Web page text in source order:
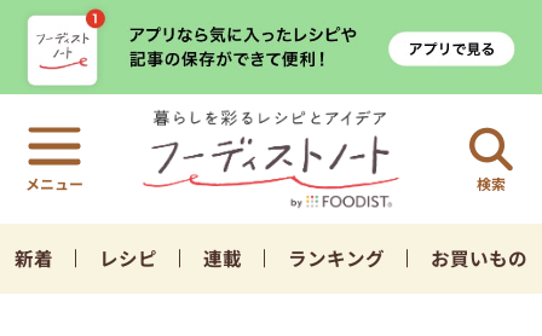
検索
新着 レシピ 連載 ランキング お買いもの